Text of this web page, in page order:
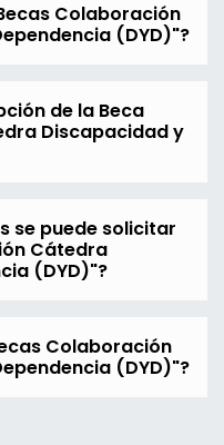
Colaboración
(DYD)"?
de la Beca
Discapacidad y
se puede solicitar
Cátedra
(DYD)"?
Colaboración
(DYD)"?